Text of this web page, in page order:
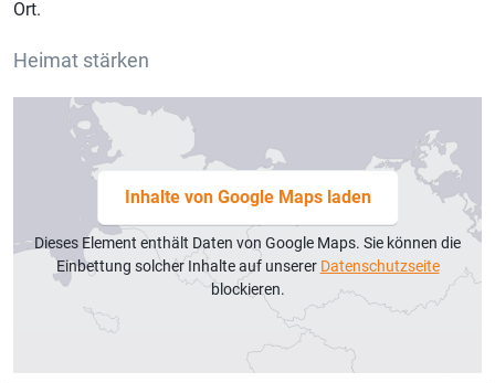
Ort.
Heimat stärken
Inhalte von Google Maps laden
Dieses Element enthält Daten von Google Maps. Sie können die
Einbettung solcher Inhalte auf unserer Datenschutzseite
blockieren.